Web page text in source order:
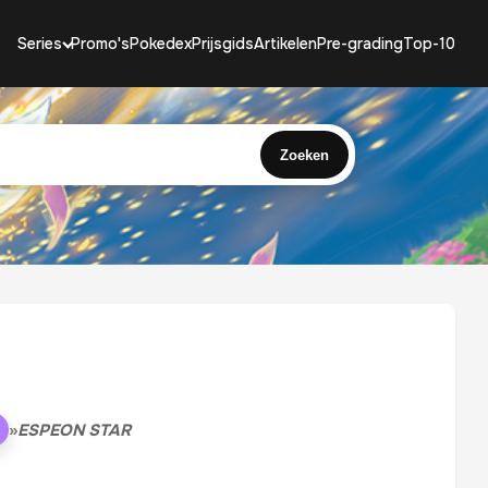
Series Promo'sPokedexPrijsgidsArtikelenPre-gradingTop-10
Zoeken
»ESPEON STAR